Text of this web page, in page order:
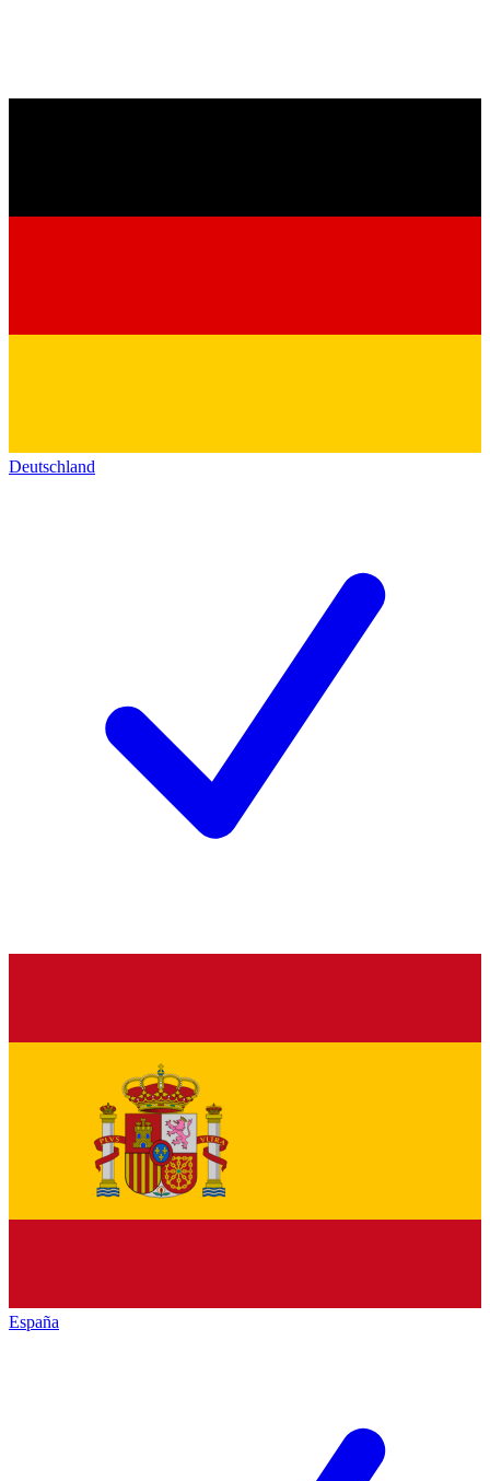
Deutschland
España